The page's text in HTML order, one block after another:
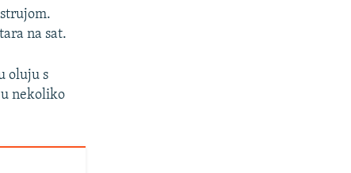
na sat.
oluju s
nekoliko